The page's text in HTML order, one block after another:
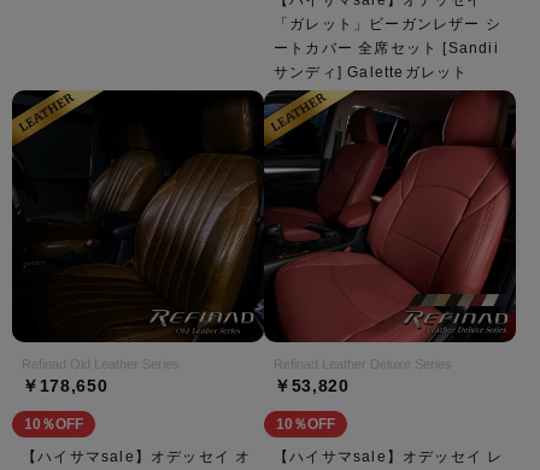
「ガレット」ビーガンレザー シ
ートカバー 全席セット [Sandii
サンディ] Galetteガレット
Refinad Old Leather Series
￥178,650
10％OFF
【ハイサマsale】オデッセイ オ
Refinad Leather Deluxe Series
￥53,820
10％OFF
【ハイサマsale】オデッセイ レ